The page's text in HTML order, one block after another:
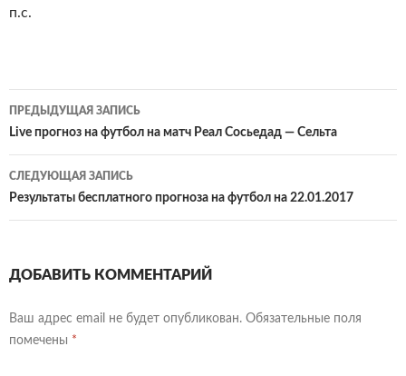
п.с.
Навигация
по
записям
ПРЕДЫДУЩАЯ ЗАПИСЬ
Live прогноз на футбол на матч Реал Сосьедад — Сельта
СЛЕДУЮЩАЯ ЗАПИСЬ
Результаты бесплатного прогноза на футбол на 22.01.2017
ДОБАВИТЬ КОММЕНТАРИЙ
Ваш адрес email не будет опубликован. Обязательные поля
помечены *